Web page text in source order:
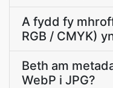
A fydd fy
RGB / CMYK)
Beth am
WebP i JPG?